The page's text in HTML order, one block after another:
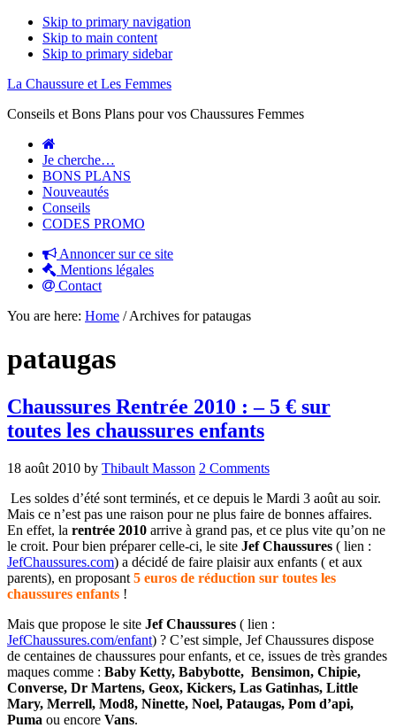
Skip to primary navigation
Skip to main content
Skip to primary sidebar
La Chaussure et Les Femmes
Conseils et Bons Plans pour vos Chaussures Femmes
Je cherche…
BONS PLANS
Nouveautés
Conseils
CODES PROMO
Annoncer sur ce site
Mentions légales
Contact
You are here: Home /Archives for pataugas
pataugas
Chaussures Rentrée 2010 : – 5 € sur
toutes les chaussures enfants
18 août 2010 by Thibault Masson 2 Comments
Les soldes d’été sont terminés, et ce depuis le Mardi 3 août au soir.
Mais ce n’est pas une raison pour ne plus faire de bonnes affaires.
En effet, la rentrée 2010 arrive à grand pas, et ce plus vite qu’on ne
le croit. Pour bien préparer celle-ci, le site Jef Chaussures ( lien :
JefChaussures.com) a décidé de faire plaisir aux enfants ( et aux
parents), en proposant 5 euros de réduction sur toutes les
chaussures enfants !
Mais que propose le site Jef Chaussures ( lien :
JefChaussures.com/enfant) ? C’est simple, Jef Chaussures dispose
de centaines de chaussures pour enfants, et ce, issues de très grandes
maques comme : Baby Ketty, Babybotte, Bensimon, Chipie,
Converse, Dr Martens, Geox, Kickers, Las Gatinhas, Little
Mary, Merrell, Mod8, Ninette, Noel, Pataugas, Pom d’api,
Puma ou encore Vans.